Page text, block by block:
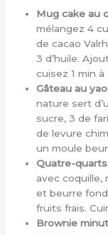
Mug cake au
mélangez 4
de cacao
3 d’huile.
cuisez 1 min
Gâteau au
nature sert
sucre, 3 de
de levure
un moule
Quatre-
avec coquille,
et beurre
fruits frais.
Brownie